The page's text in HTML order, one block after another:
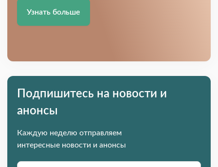
Узнать больше
Подпишитесь на новости и
анонсы
Каждую неделю отправляем
интересные новости и анонсы